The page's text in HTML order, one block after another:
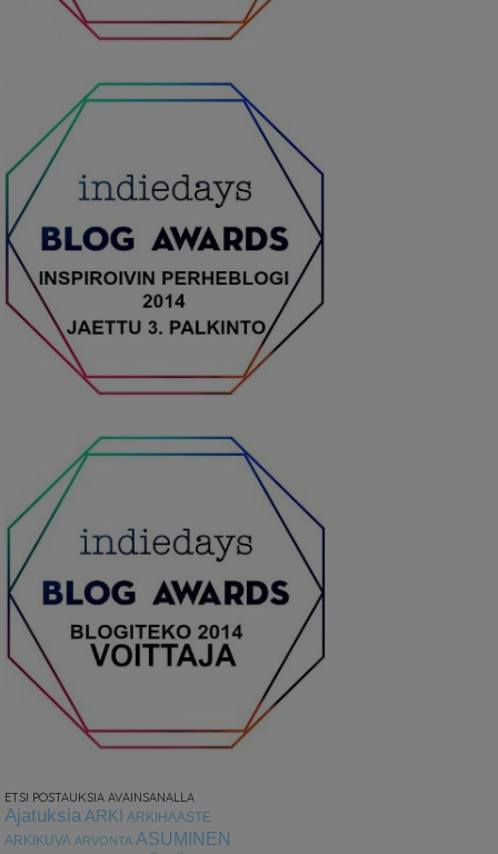
ETSI POSTAUKSIA AVAINSANALLA
AjatuksiaARKI ARKIHAASTE
ARKIKUVA ARVONTA ASUMINEN